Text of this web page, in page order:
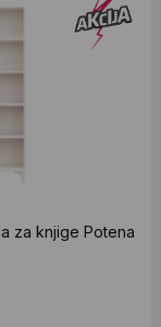
za knjige Potena